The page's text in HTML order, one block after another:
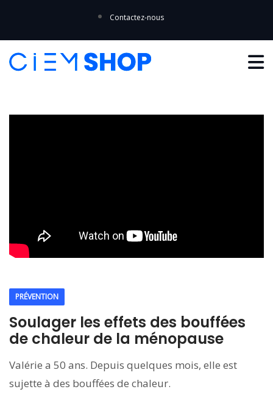
Contactez-nous
PRÉVENTION
Soulager les effets des bouffées
de chaleur de la ménopause
Valérie a 50 ans. Depuis quelques mois, elle est
sujette à des bouffées de chaleur.